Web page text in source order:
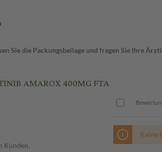
Sie die Packungsbeilage und fragen Sie Ihre
AMAROX 400MG FTA
Kunden.
Keine